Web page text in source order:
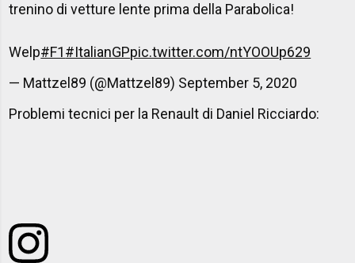
trenino di vetture lente prima della Parabolica!
Welp#F1#ItalianGPpic.twitter.com/ntYOOUp629
— Mattzel89 (@Mattzel89) September 5, 2020
Problemi tecnici per la Renault di Daniel Ricciardo: